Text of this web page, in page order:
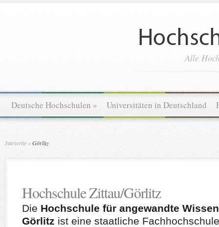
Alle
Deutsche Hochschulen » Universitäten in Deutschland
Startseite »Görlitz
Hochschule Zittau/Görlitz
Die Hochschule für angewandte
Görlitz ist eine staatliche